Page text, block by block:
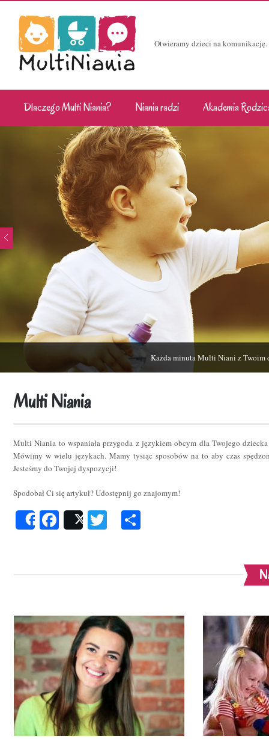
Otwieramy dzieci na
Dlaczego Multi Niania? Niania radzi Akademia
Każda minuta Multi Niani z Twoim
Multi Niania
Multi Niania to wspaniała przygoda z językiem obcym dla Twojego
Mówimy w wielu językach. Mamy tysiąc sposobów na to aby czas
Jesteśmy do Twojej dyspozycji!
Spodobał Ci się artykuł? Udostępnij go znajomym!
ShareFacebook
Post Twitter